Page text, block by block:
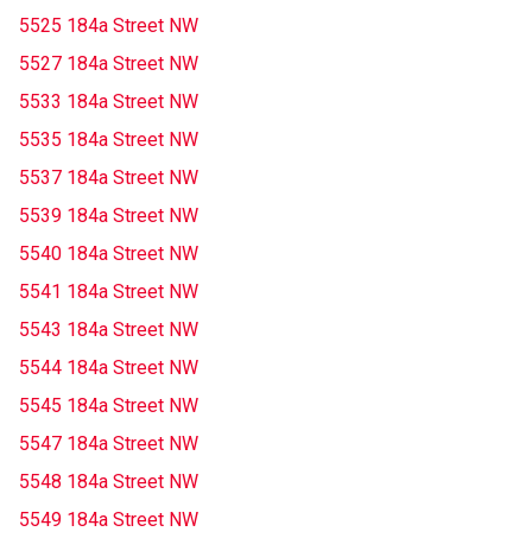
5525 184a Street NW
5527 184a Street NW
5533 184a Street NW
5535 184a Street NW
5537 184a Street NW
5539 184a Street NW
5540 184a Street NW
5541 184a Street NW
5543 184a Street NW
5544 184a Street NW
5545 184a Street NW
5547 184a Street NW
5548 184a Street NW
5549 184a Street NW